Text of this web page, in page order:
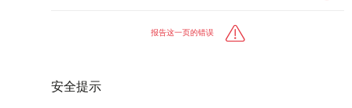
报告这一页的错误
安全提示